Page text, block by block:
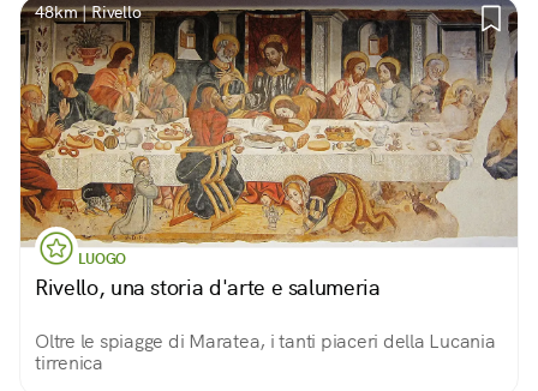
48km | Rivello
LUOGO
Rivello, una storia d'arte e salumeria
Oltre le spiagge di Maratea, i tanti piaceri della Lucania
tirrenica